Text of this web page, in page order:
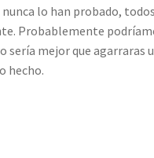
lo han probado,
Probablemente
sería mejor que agarraras
hecho.